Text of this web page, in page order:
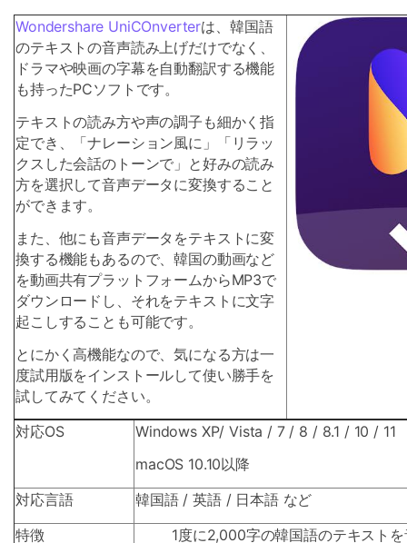
Wondershare UniCOnverterは、韓国語
のテキストの音声読み上げだけでなく、
ドラマや映画の字幕を自動翻訳する機能
も持ったPCソフトです。
テキストの読み方や声の調子も細かく指
定でき、「ナレーション風に」「リラッ
クスした会話のトーンで」と好みの読み
方を選択して音声データに変換すること
ができます。
また、他にも音声データをテキストに変
換する機能もあるので、韓国の動画など
を動画共有プラットフォームからMP3で
ダウンロードし、それをテキストに文字
起こしすることも可能です。
とにかく高機能なので、気になる方は一
度試用版をインストールして使い勝手を
試してみてください。
対応OS
Windows XP/ Vista / 7 / 8 / 8.1 / 10 / 11
macOS 10.10以降
対応言語
韓国語 / 英語 / 日本語 など
特徴
1度に2,000字の韓国語のテキスト